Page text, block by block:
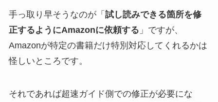
手っ取り早そうなのが「 試し読みできる箇所を修
正するようにAmazonに依頼する 」ですが、
Amazonが特定の書籍だけ特別対応してくれるかは
怪しいところです。
それであれば超速ガイド側での修正が必要にな